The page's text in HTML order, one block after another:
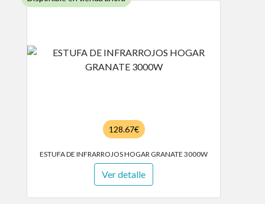
128.67€
ESTUFA DE INFRARROJOS HOGAR GRANATE 3000W
Ver detalle